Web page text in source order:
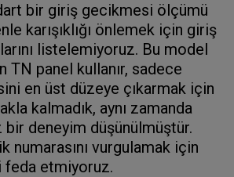
bir giriş gecikmesi ölçümü
karışıklığı önlemek için giriş
listelemiyoruz. Bu model
TN panel kullanır, sadece
en üst düzeye çıkarmak için
kalmadık, aynı zamanda
deneyim düşünülmüştür.
numarasını vurgulamak için
feda etmiyoruz.